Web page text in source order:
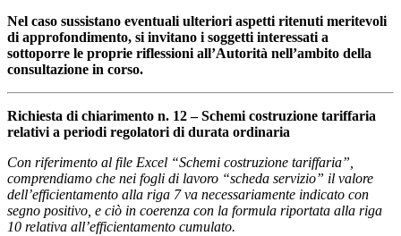
Nel caso sussistano eventuali ulteriori aspetti ritenuti meritevoli
di approfondimento, si invitano i soggetti interessati a
sottoporre le proprie riflessioni all’Autorità nell’ambito della
consultazione in corso.
Richiesta di chiarimento n. 12 – Schemi costruzione tariffaria
relativi a periodi regolatori di durata ordinaria
Con riferimento al file Excel “Schemi costruzione tariffaria”,
comprendiamo che nei fogli di lavoro “scheda servizio” il valore
dell’efficientamento alla riga 7 va necessariamente indicato con
segno positivo, e ciò in coerenza con la formula riportata alla riga
10 relativa all’efficientamento cumulato.